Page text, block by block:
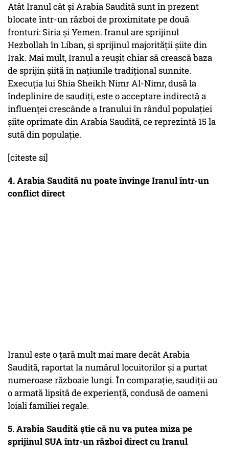
Atât Iranul cât şi Arabia Saudită sunt în prezent
blocate într-un război de proximitate pe două
fronturi: Siria şi Yemen. Iranul are sprijinul
Hezbollah în Liban, şi sprijinul majorităţii şiite din
Irak. Mai mult, Iranul a reuşit chiar să crească baza
de sprijin şiită în naţiunile tradiţional sunnite.
Execuţia lui Shia Sheikh Nimr Al-Nimr, dusă la
îndeplinire de saudiţi, este o acceptare indirectă a
influenţei crescânde a Iranului în rândul populaţiei
şiite oprimate din Arabia Saudită, ce reprezintă 15 la
sută din populaţie.
[citeste si]
4. Arabia Saudită nu poate învinge Iranul într-un
conflict direct
Iranul este o ţară mult mai mare decât Arabia
Saudită, raportat la numărul locuitorilor şi a purtat
numeroase războaie lungi. În comparaţie, saudiţii au
o armată lipsită de experienţă, condusă de oameni
loiali familiei regale.
5. Arabia Saudită ştie că nu va putea miza pe
sprijinul SUA într-un război direct cu Iranul